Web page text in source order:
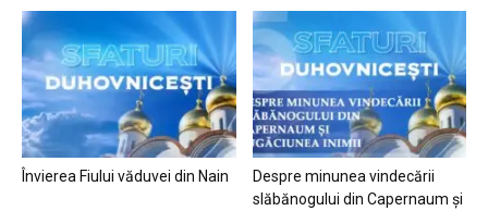
Învierea Fiului văduvei din Nain
Despre minunea vindecării
slăbănogului din Capernaum și